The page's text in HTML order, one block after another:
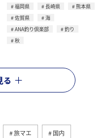
福岡県 長崎県
熊本県
佐賀県
海
ANA釣り倶楽部
釣り
秋
る
旅マエ 国内